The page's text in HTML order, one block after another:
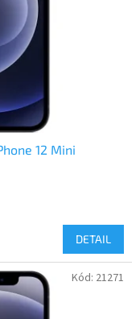
12 Mini
DETAIL
Kód: 21271